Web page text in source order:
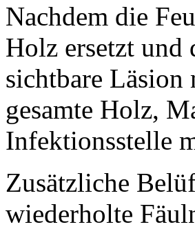
Nachdem die
Holz ersetzt und
sichtbare Läsion
gesamte Holz,
Infektionsstelle
Zusätzliche
wiederholte